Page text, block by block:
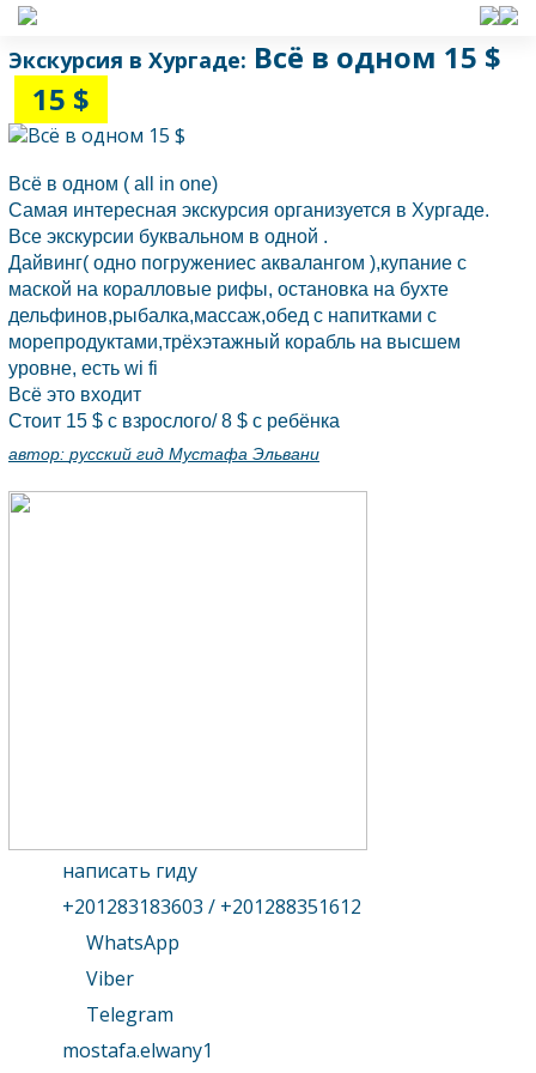
Экскурсия в Хургаде: Всё в одном 15 $
15 $
Всё в одном ( all in one)
Самая интересная экскурсия организуется в Хургаде.
Все экскурсии буквальном в одной .
Дайвинг( одно погружениес аквалангом ),купание с
маской на коралловые рифы, остановка на бухте
дельфинов,рыбалка,массаж,обед с напитками с
морепродуктами,трёхэтажный корабль на высшем
уровне, есть wi fi
Всё это входит
Стоит 15 $ с взрослого/ 8 $ с ребёнка
автор: русский гид Мустафа Эльвани
написать гиду
+201283183603 / +201288351612
WhatsApp
Viber
Telegram
mostafa.elwany1